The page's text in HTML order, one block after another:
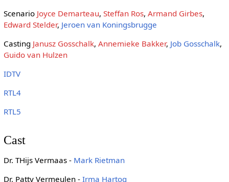
Scenario Joyce Demarteau, Steffan Ros, Armand Girbes,
Edward Stelder, Jeroen van Koningsbrugge
Casting Janusz Gosschalk, Annemieke Bakker, Job Gosschalk,
Guido van Hulzen
IDTV
RTL4
RTL5
Cast
Dr. THijs Vermaas - Mark Rietman
Dr. Patty Vermeulen - Irma Hartog